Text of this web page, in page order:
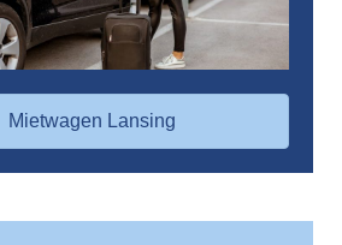
Mietwagen Lansing